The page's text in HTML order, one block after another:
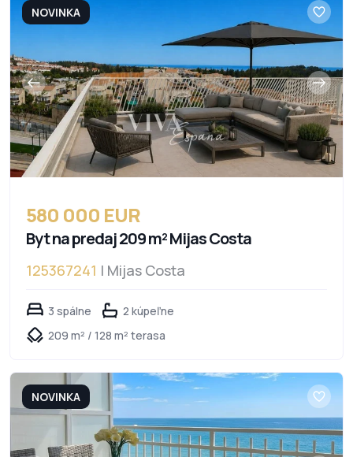
NOVINKA
580 000 EUR
Byt na predaj 209 m² Mijas Costa
125367241 | Mijas Costa
3 spálne
2 kúpeľne
209 m² / 128 m² terasa
NOVINKA